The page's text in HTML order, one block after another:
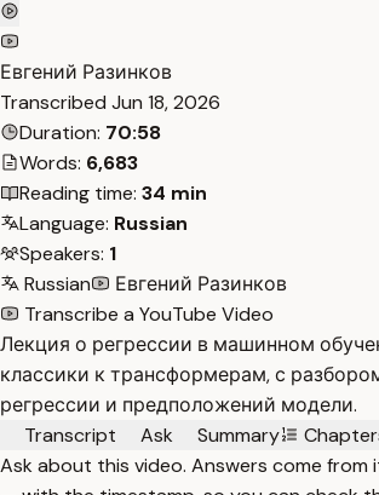
Евгений Разинков
Transcribed Jun 18, 2026
Duration: 70:58
Words: 6,683
Reading time: 34 min
Language: Russian
Speakers: 1
Russian
Евгений Разинков
Transcribe a YouTube Video
Лекция о регрессии в машинном
классики к трансформерам, с
регрессии и предположений модели.
Transcript
Ask Summary
Ask about this video. Answers come